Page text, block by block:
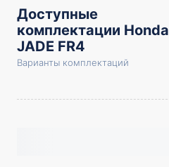
Доступные
комплектации Honda
JADE FR4
Варианты комплектаций